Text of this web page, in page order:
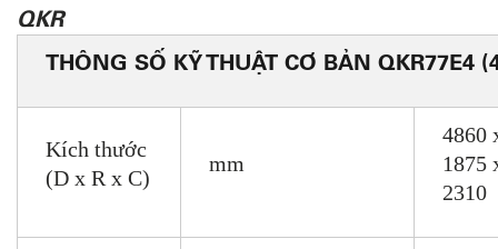
QKR
THÔNG SỐ KỸ THUẬT CƠ BẢN QKR77E4
Kích thước
(D x R x C)
mm
4860
1875
2310